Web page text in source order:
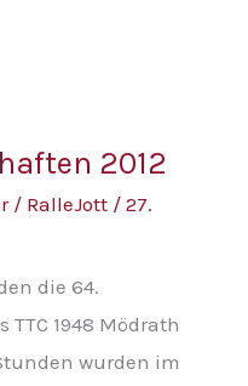
2012
/ RalleJott / 27.
die 64.
1948 Mödrath
wurden im